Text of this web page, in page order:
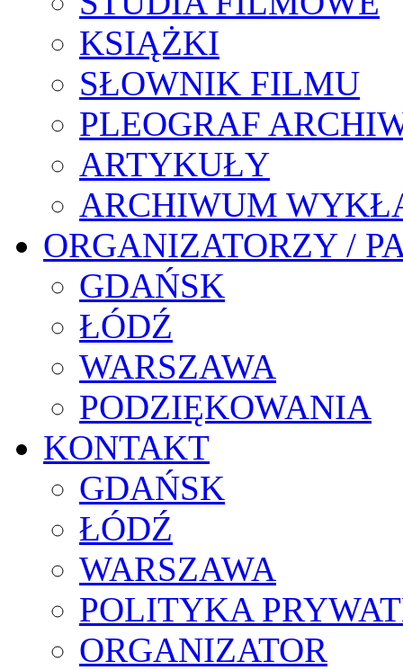
KSIĄŻKI
SŁOWNIK FILMU
PLEOGRAF
ARTYKUŁY
ARCHIWUM
ORGANIZATORZY /
GDAŃSK
ŁÓDŹ
WARSZAWA
PODZIĘKOWANIA
KONTAKT
GDAŃSK
ŁÓDŹ
WARSZAWA
POLITYKA
ORGANIZATOR